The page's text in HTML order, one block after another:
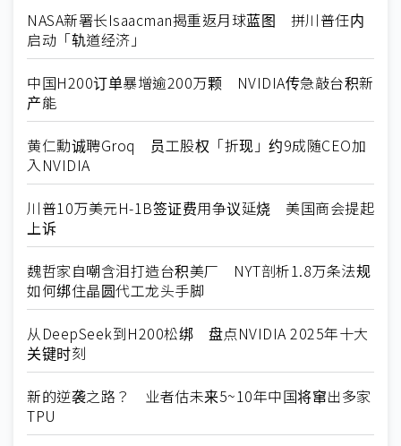
NASA新署长Isaacman揭重返月球蓝图 拼川普任内
启动「轨道经济」
中国H200订单暴增逾200万颗 NVIDIA传急敲台积新
产能
黄仁勳诚聘Groq 员工股权「折现」约9成随CEO加
入NVIDIA
川普10万美元H-1B签证费用争议延烧 美国商会提起
上诉
魏哲家自嘲含泪打造台积美厂 NYT剖析1.8万条法规
如何绑住晶圆代工龙头手脚
从DeepSeek到H200松绑 盘点NVIDIA 2025年十大
关键时刻
新的逆袭之路？ 业者估未来5~10年中国将窜出多家
TPU